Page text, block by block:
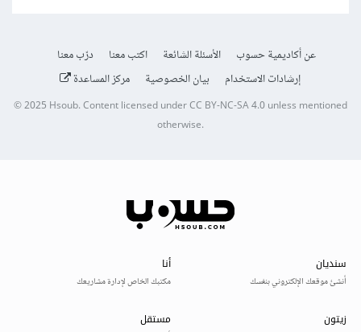
عن أكاديمية حسوب الأسئلة الشائعة اكتب معنا
درّب معنا
إرشادات الاستخدام
بيان الخصوصية مركز المساعدة
© 2025Hsoub.Content licensed underCC BY-NC-SA 4.0unless mentioned
otherwise.